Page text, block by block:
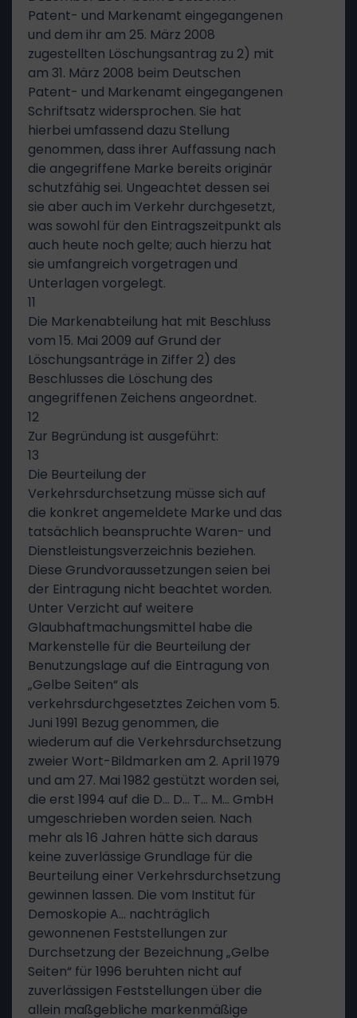
Patent- und Markenamt eingegangenen
und dem ihr am 25. März 2008
zugestellten Löschungsantrag zu 2) mit
am 31. März 2008 beim Deutschen
Patent- und Markenamt eingegangenen
Schriftsatz widersprochen. Sie hat
hierbei umfassend dazu Stellung
genommen, dass ihrer Auffassung nach
die angegriffene Marke bereits originär
schutzfähig sei. Ungeachtet dessen sei
sie aber auch im Verkehr durchgesetzt,
was sowohl für den Eintragszeitpunkt als
auch heute noch gelte; auch hierzu hat
sie umfangreich vorgetragen und
Unterlagen vorgelegt.
11
Die Markenabteilung hat mit Beschluss
vom 15. Mai 2009 auf Grund der
Löschungsanträge in Ziffer 2) des
Beschlusses die Löschung des
angegriffenen Zeichens angeordnet.
12
Zur Begründung ist ausgeführt:
13
Die Beurteilung der
Verkehrsdurchsetzung müsse sich auf
die konkret angemeldete Marke und das
tatsächlich beanspruchte Waren- und
Dienstleistungsverzeichnis beziehen.
Diese Grundvoraussetzungen seien bei
der Eintragung nicht beachtet worden.
Unter Verzicht auf weitere
Glaubhaftmachungsmittel habe die
Markenstelle für die Beurteilung der
Benutzungslage auf die Eintragung von
„Gelbe Seiten“ als
verkehrsdurchgesetztes Zeichen vom 5.
Juni 1991 Bezug genommen, die
wiederum auf die Verkehrsdurchsetzung
zweier Wort-Bildmarken am 2. April 1979
und am 27. Mai 1982 gestützt worden sei,
die erst 1994 auf die D… D… T… M… GmbH
umgeschrieben worden seien. Nach
mehr als 16 Jahren hätte sich daraus
keine zuverlässige Grundlage für die
Beurteilung einer Verkehrsdurchsetzung
gewinnen lassen. Die vom Institut für
Demoskopie A… nachträglich
gewonnenen Feststellungen zur
Durchsetzung der Bezeichnung „Gelbe
Seiten“ für 1996 beruhten nicht auf
zuverlässigen Feststellungen über die
allein maßgebliche markenmäßige